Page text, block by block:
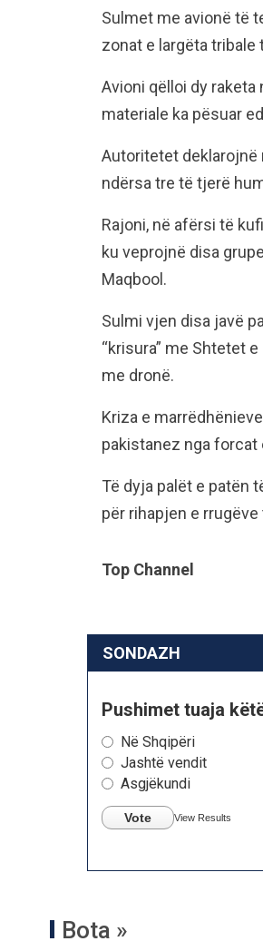
Sulmet me avionë të
zonat e largëta
Avioni qëlloi dy
materiale ka pësuar
Autoritetet deklarojnë
ndërsa tre të tjerë
Rajoni, në afërsi të
ku veprojnë disa
Maqbool.
Sulmi vjen disa javë
“krisura” me Shtetet
me dronë.
Kriza e
pakistanez nga forcat
Të dyja palët e patën
për rihapjen e
Top Channel
SONDAZH
Pushimet tuaja
Në Shqipëri
Jashtë vendit
Asgjëkundi
Vote View Results
Bota »